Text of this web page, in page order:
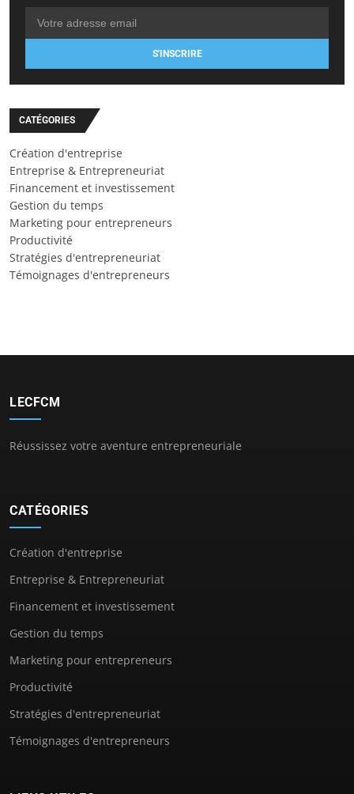
S'INSCRIRE
CATÉGORIES
Création d'entreprise
Entreprise & Entrepreneuriat
Financement et investissement
Gestion du temps
Marketing pour entrepreneurs
Productivité
Stratégies d'entrepreneuriat
Témoignages d'entrepreneurs
LECFCM
Réussissez votre aventure entrepreneuriale
CATÉGORIES
Création d'entreprise
Entreprise & Entrepreneuriat
Financement et investissement
Gestion du temps
Marketing pour entrepreneurs
Productivité
Stratégies d'entrepreneuriat
Témoignages d'entrepreneurs